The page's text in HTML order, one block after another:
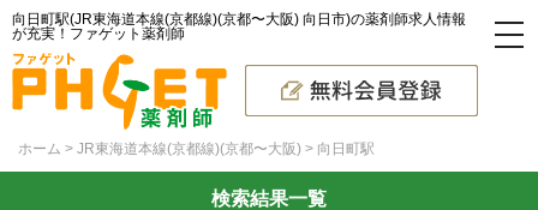
向日町駅(JR東海道本線(京都線)(京都〜大阪) 向日市)の薬剤師求人情報
が充実！ファゲット薬剤師
ホーム JR東海道本線(京都線)(京都〜大阪) 向日町駅
検索結果一覧